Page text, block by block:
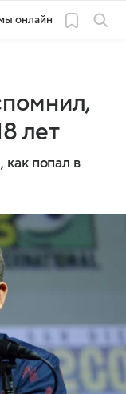
онлайн
лет
как попал в